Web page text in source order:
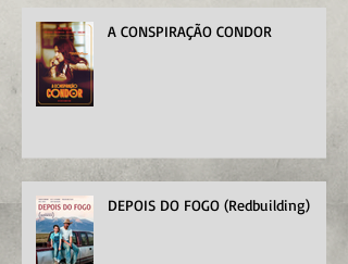
A CONSPIRAÇÃO CONDOR
DEPOIS DO FOGO (Redbuilding)